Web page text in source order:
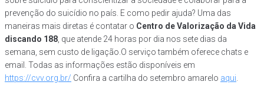
prevenção do suicídio no país. E como pedir ajuda? Uma das
maneiras mais diretas é contatar o Centro de Valorização da Vida
discando 188 , que atende 24 horas por dia nos sete dias da
semana, sem custo de ligação.O serviço também oferece chats e
email. Todas as informações estão disponíveis em
https://cvv.org.br/ Confira a cartilha do setembro amarelo aqui